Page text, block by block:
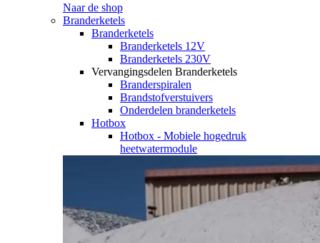
Naar de shop
Branderketels
Branderketels
Branderketels 12V
Branderketels 230V
Vervangingsdelen Branderketels
Branderspiralen
Brandstofverstuivers
Onderdelen branderketels
Hotbox
Hotbox - Mobiele hogedruk
heetwatermodule